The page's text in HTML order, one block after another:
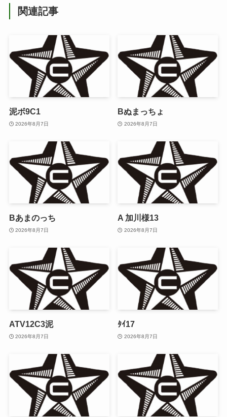
関連記事
泥ボ9C1
2026年8月7日
Bぬまっちょ
2026年8月7日
Bあまのっち
2026年8月7日
A 加川様13
2026年8月7日
ATV12C3泥
2026年8月7日
ﾀｲ17
2026年8月7日